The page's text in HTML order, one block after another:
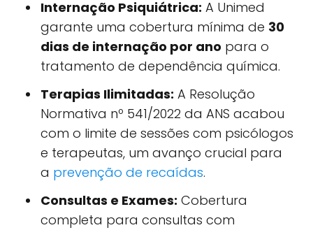
Internação Psiquiátrica: A Unimed
garante uma cobertura mínima de 30
dias de internação por ano para o
tratamento de dependência química.
Terapias Ilimitadas: A Resolução
Normativa nº 541/2022 da ANS acabou
com o limite de sessões com psicólogos
e terapeutas, um avanço crucial para
a prevenção de recaídas.
Consultas e Exames: Cobertura
completa para consultas com